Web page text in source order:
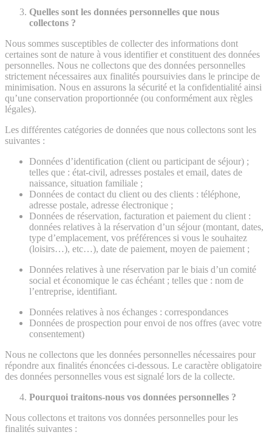
Quelles sont les données personnelles que nous
collectons ?
Nous sommes susceptibles de collecter des informations dont
certaines sont de nature à vous identifier et constituent des données
personnelles. Nous ne collectons que des données personnelles
strictement nécessaires aux finalités poursuivies dans le principe de
minimisation. Nous en assurons la sécurité et la confidentialité ainsi
qu’une conservation proportionnée (ou conformément aux règles
légales).
Les différentes catégories de données que nous collectons sont les
suivantes :
Données d’identification (client ou participant de séjour) ;
telles que : état-civil, adresses postales et email, dates de
naissance, situation familiale ;
Données de contact du client ou des clients : téléphone,
adresse postale, adresse électronique ;
Données de réservation, facturation et paiement du client :
données relatives à la réservation d’un séjour (montant, dates,
type d’emplacement, vos préférences si vous le souhaitez
(loisirs…), etc…), date de paiement, moyen de paiement ;
Données relatives à une réservation par le biais d’un comité
social et économique le cas échéant ; telles que : nom de
l’entreprise, identifiant.
Données relatives à nos échanges : correspondances
Données de prospection pour envoi de nos offres (avec votre
consentement)
Nous ne collectons que les données personnelles nécessaires pour
répondre aux finalités énoncées ci-dessous. Le caractère obligatoire
des données personnelles vous est signalé lors de la collecte.
Pourquoi traitons-nous vos données personnelles ?
Nous collectons et traitons vos données personnelles pour les
finalités suivantes :